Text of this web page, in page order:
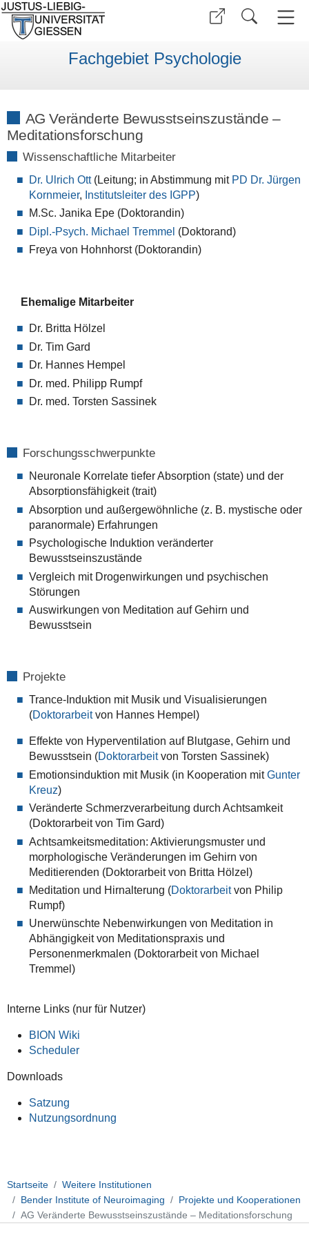
Fachgebiet Psychologie
AG Veränderte Bewusstseinszustände –
Meditationsforschung
Wissenschaftliche Mitarbeiter
Dr. Ulrich Ott(Leitung; in Abstimmung mit PD Dr. Jürgen
Kornmeier, Institutsleiter des IGPP)
M.Sc. Janika Epe (Doktorandin)
Dipl.-Psych. Michael Tremmel (Doktorand)
Freya von Hohnhorst (Doktorandin)
Ehemalige Mitarbeiter
Dr. Britta Hölzel
Dr. Tim Gard
Dr. Hannes Hempel
Dr. med. Philipp Rumpf
Dr. med. Torsten Sassinek
Forschungsschwerpunkte
Neuronale Korrelate tiefer Absorption (state) und der
Absorptionsfähigkeit (trait)
Absorption und außergewöhnliche (z. B. mystische oder
paranormale) Erfahrungen
Psychologische Induktion veränderter
Bewusstseinszustände
Vergleich mit Drogenwirkungen und psychischen
Störungen
Auswirkungen von Meditation auf Gehirn und
Bewusstsein
Projekte
Trance-Induktion mit Musik und Visualisierungen
(Doktorarbeitvon Hannes Hempel)
Effekte von Hyperventilation auf Blutgase, Gehirn und
Bewusstsein (Doktorarbeitvon Torsten Sassinek)
Emotionsinduktion mit Musik (in Kooperation mitGunter
Kreuz)
Veränderte Schmerzverarbeitung durch Achtsamkeit
(Doktorarbeit von Tim Gard)
Achtsamkeitsmeditation: Aktivierungsmuster und
morphologische Veränderungen im Gehirn von
Meditierenden (Doktorarbeit von Britta Hölzel)
Meditation und Hirnalterung (Doktorarbeitvon Philip
Rumpf)
Unerwünschte Nebenwirkungen von Meditation in
Abhängigkeit von Meditationspraxis und
Personenmerkmalen (Doktorarbeit von Michael
Tremmel)
Interne Links (nur für Nutzer)
BION Wiki
Scheduler
Downloads
Satzung
Nutzungsordnung
Startseite
Weitere Institutionen
Bender Institute of Neuroimaging
Projekte und Kooperationen
AG Veränderte Bewusstseinszustände – Meditationsforschung